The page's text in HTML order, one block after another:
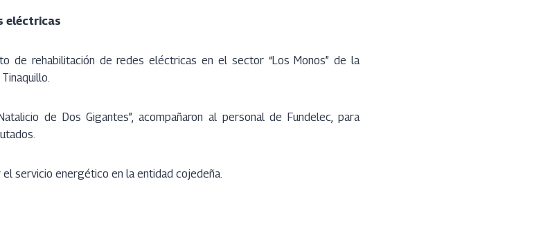
eléctricas
de rehabilitación de redes eléctricas en el sector “Los Monos” de la
de Dos Gigantes”, acompañaron al personal de Fundelec, para
servicio energético en la entidad cojedeña.